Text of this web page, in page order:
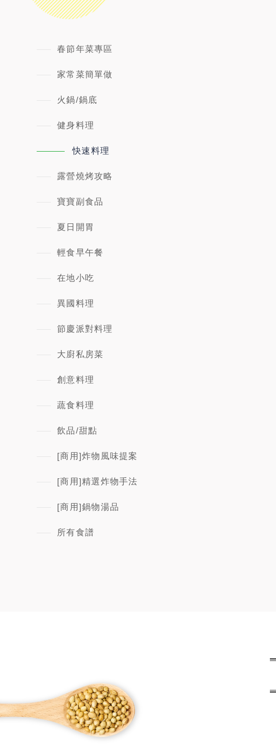
春節年菜專區
家常菜簡單做
火鍋/鍋底
健身料理
快速料理
露營燒烤攻略
寶寶副食品
夏日開胃
輕食早午餐
在地小吃
異國料理
節慶派對料理
大廚私房菜
創意料理
蔬食料理
飲品/甜點
[商用]炸物風味提案
[商用]精選炸物手法
[商用]鍋物湯品
所有食譜